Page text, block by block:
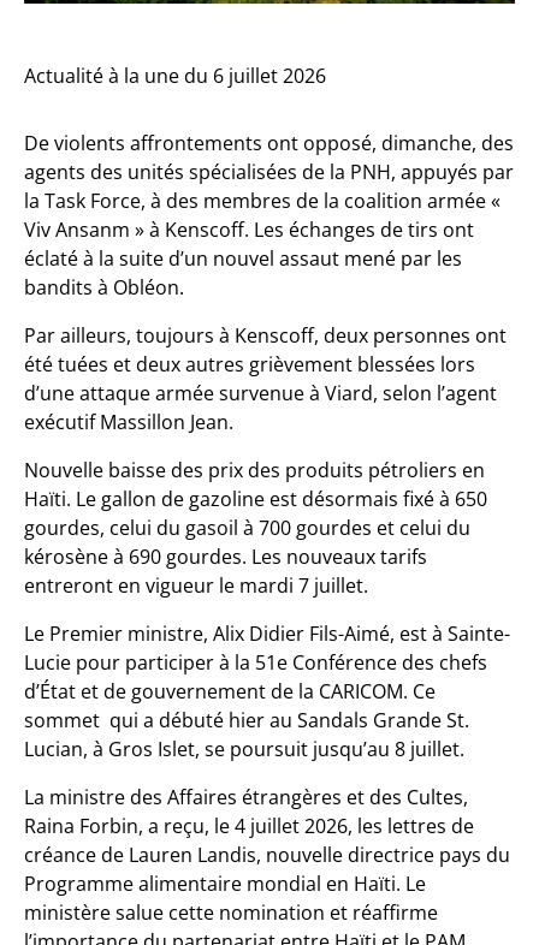
Actualité à la une du 6 juillet 2026
De violents affrontements ont opposé, dimanche, des
agents des unités spécialisées de la PNH, appuyés par
la Task Force, à des membres de la coalition armée «
Viv Ansanm » à Kenscoff. Les échanges de tirs ont
éclaté à la suite d’un nouvel assaut mené par les
bandits à Obléon.
Par ailleurs, toujours à Kenscoff, deux personnes ont
été tuées et deux autres grièvement blessées lors
d’une attaque armée survenue à Viard, selon l’agent
exécutif Massillon Jean.
Nouvelle baisse des prix des produits pétroliers en
Haïti. Le gallon de gazoline est désormais fixé à 650
gourdes, celui du gasoil à 700 gourdes et celui du
kérosène à 690 gourdes. Les nouveaux tarifs
entreront en vigueur le mardi 7 juillet.
Le Premier ministre, Alix Didier Fils-Aimé, est à Sainte-
Lucie pour participer à la 51e Conférence des chefs
d’État et de gouvernement de la CARICOM. Ce
sommet qui a débuté hier au Sandals Grande St.
Lucian, à Gros Islet, se poursuit jusqu’au 8 juillet.
La ministre des Affaires étrangères et des Cultes,
Raina Forbin, a reçu, le 4 juillet 2026, les lettres de
créance de Lauren Landis, nouvelle directrice pays du
Programme alimentaire mondial en Haïti. Le
ministère salue cette nomination et réaffirme